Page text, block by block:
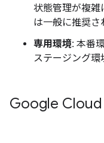
状態管理が複雑
は一般に推奨さ
専用環境: 本番
ステージング環
Google Cloud